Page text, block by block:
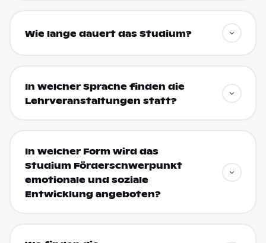
Wie lange dauert das Studium?
In welcher Sprache finden die
Lehrveranstaltungen statt?
In welcher Form wird das
Studium Förderschwerpunkt
emotionale und soziale
Entwicklung angeboten?